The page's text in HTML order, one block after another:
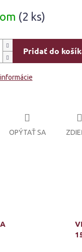
(2 ks)
Pridať do
OPÝTAŤ SA